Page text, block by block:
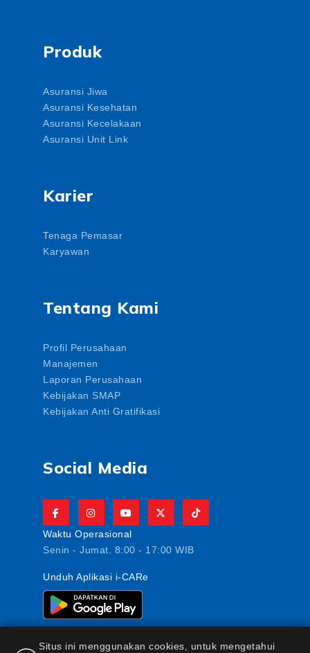
Produk
Asuransi Jiwa
Asuransi Kesehatan
Asuransi Kecelakaan
Asuransi Unit Link
Karier
Tenaga Pemasar
Karyawan
Tentang Kami
Profil Perusahaan
Manajemen
Laporan Perusahaan
Kebijakan SMAP
Kebijakan Anti Gratifikasi
Social Media
Waktu Operasional
Senin - Jumat. 8:00 - 17:00 WIB
Unduh Aplikasi i-CARe
Situs ini menggunakan cookies, untuk mengetahui